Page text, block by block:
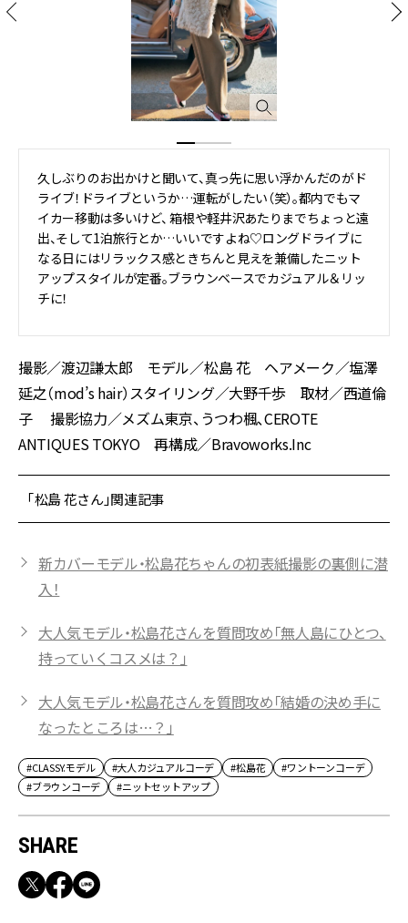
久しぶりのお出かけと聞いて、真っ先に思い浮かんだのがド
ライブ！ドライブというか…運転がしたい（笑）。都内でもマ
イカー移動は多いけど、 箱根や軽井沢あたりまでちょっと遠
出、そして1泊旅行とか…いいですよね♡ロングドライブに
なる日にはリラックス感ときちんと見えを兼備したニット
アップスタイルが定番。ブラウンベースでカジュアル＆リッ
チに！
撮影／渡辺謙太郎 モデル／松島 花 ヘアメーク／塩澤
延之（mod’s hair）スタイリング／大野千歩 取材／西道倫
子 撮影協力／メズム東京、うつわ楓、CEROTE
ANTIQUES TOKYO再構成／Bravoworks.Inc
「松島 花さん」関連記事
新カバーモデル・松島花ちゃんの初表紙撮影の裏側に潜
入！
大人気モデル・松島花さんを質問攻め「無人島にひとつ、
持っていくコスメは？」
大人気モデル・松島花さんを質問攻め「結婚の決め手に
なったところは…？」
#CLASSY.モデル #大人カジュアルコーデ #松島花
#ワントーンコーデ
#ブラウンコーデ
#ニットセットアップ
SHARE